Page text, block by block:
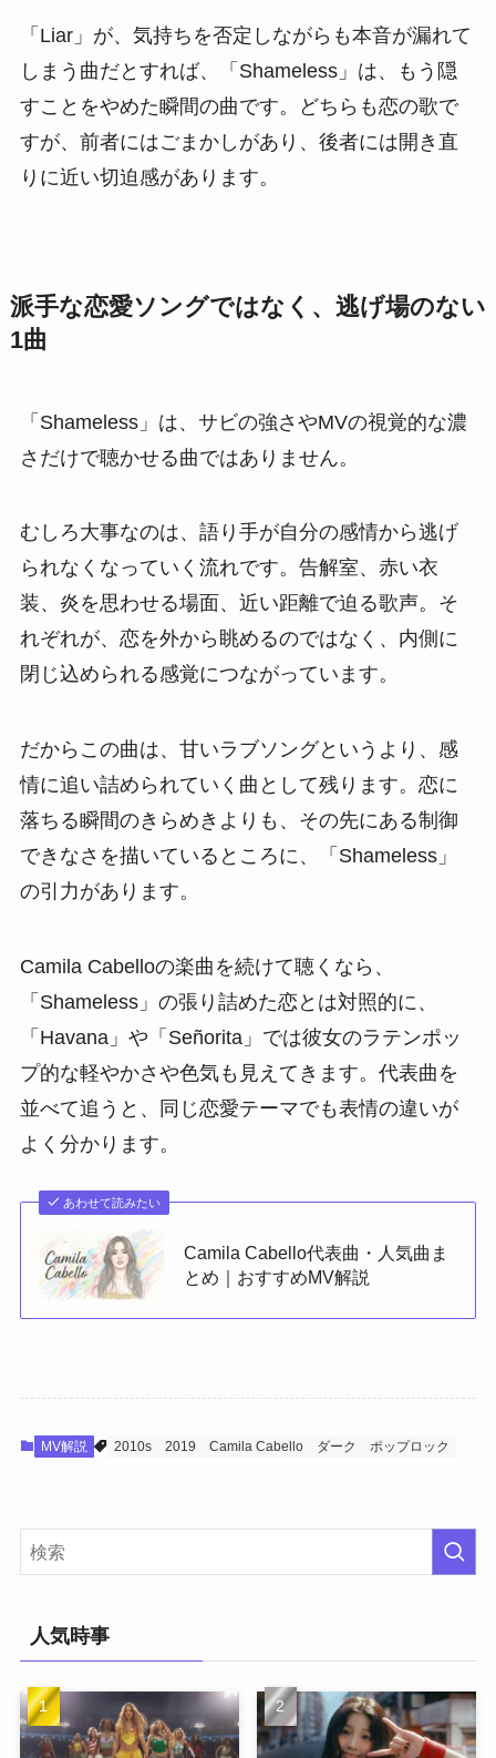
「Liar」が、気持ちを否定しながらも本音が漏れて
しまう曲だとすれば、「Shameless」は、もう隠
すことをやめた瞬間の曲です。どちらも恋の歌で
すが、前者にはごまかしがあり、後者には開き直
りに近い切迫感があります。
派手な恋愛ソングではなく、逃げ場のない
1曲
「Shameless」は、サビの強さやMVの視覚的な濃
さだけで聴かせる曲ではありません。
むしろ大事なのは、語り手が自分の感情から逃げ
られなくなっていく流れです。告解室、赤い衣
装、炎を思わせる場面、近い距離で迫る歌声。そ
れぞれが、恋を外から眺めるのではなく、内側に
閉じ込められる感覚につながっています。
だからこの曲は、甘いラブソングというより、感
情に追い詰められていく曲として残ります。恋に
落ちる瞬間のきらめきよりも、その先にある制御
できなさを描いているところに、「Shameless」
の引力があります。
Camila Cabelloの楽曲を続けて聴くなら、
「Shameless」の張り詰めた恋とは対照的に、
「Havana」や「Señorita」では彼女のラテンポッ
プ的な軽やかさや色気も見えてきます。代表曲を
並べて追うと、同じ恋愛テーマでも表情の違いが
よく分かります。
あわせて読みたい
Camila Cabello代表曲・人気曲ま
とめ｜おすすめMV解説
MV解説 2010s 2019 Camila Cabello ダーク ポップロック
人気時事